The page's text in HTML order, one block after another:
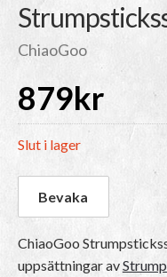
ChiaoGoo
879kr
Slut i lager
ChiaoGoo
uppsättningar av